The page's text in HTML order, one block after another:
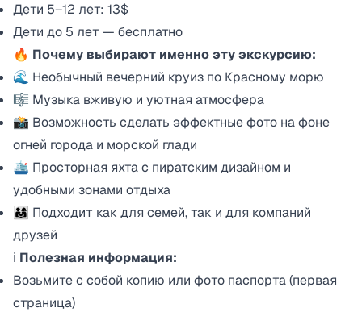
Дети 5–12 лет: 13$
Дети до 5 лет — бесплатно
🔥 Почему выбирают именно эту экскурсию:
🌊 Необычный вечерний круиз по Красному морю
🎼 Музыка вживую и уютная атмосфера
📸 Возможность сделать эффектные фото на фоне
огней города и морской глади
🛳 Просторная яхта с пиратским дизайном и
удобными зонами отдыха
👨‍👩‍👧 Подходит как для семей, так и для компаний
друзей
ℹ️ Полезная информация:
Возьмите с собой копию или фото паспорта (первая
страница)